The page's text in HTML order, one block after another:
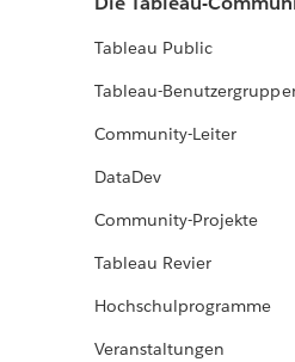
Tableau Public
Tableau-
Community-Leiter
DataDev
Community-Projekte
Tableau Revier
Hochschulprogramme
Veranstaltungen